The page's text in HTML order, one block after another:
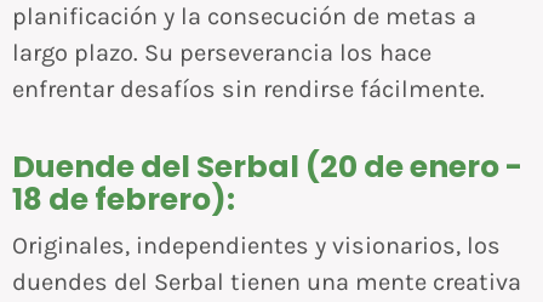
planificación y la consecución de metas a
largo plazo. Su perseverancia los hace
enfrentar desafíos sin rendirse fácilmente.
Duende del Serbal (20 de enero -
18 de febrero):
Originales, independientes y visionarios, los
duendes del Serbal tienen una mente creativa